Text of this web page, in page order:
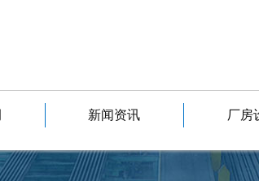
新闻资讯 厂房